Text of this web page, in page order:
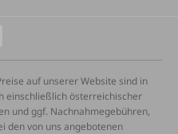
auf unserer Website sind in
einschließlich österreichischer
und ggf. Nachnahmegebühren,
den von uns angebotenen